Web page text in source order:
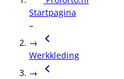
Startpagina
–
→
Werkkleding
→